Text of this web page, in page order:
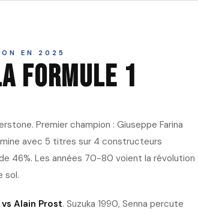
EN 2025
FORMULE 1
Premier champion : Giuseppe Farina
avec 5 titres sur 4 constructeurs
46%. Les années 70-80 voient la révolution
sol.
Alain Prost. Suzuka 1990, Senna percute